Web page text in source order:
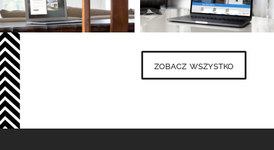
zobacz wszystko